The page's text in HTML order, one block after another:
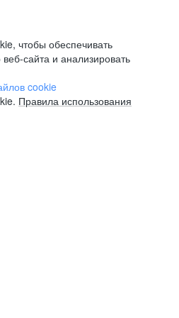
чтобы обеспечивать
сайта и анализировать
cookie
Правила использования